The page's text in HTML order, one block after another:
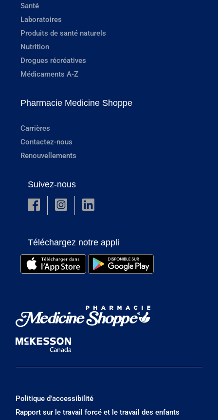
Santé
Laboratoires
Produits de santé naturels
Nutrition
Drogues récréatives
Médicaments A-Z
Pharmacie Medicine Shoppe
Carrières
Contactez-nous
Renouvellements
Suivez-nous
Téléchargez notre appli
Politique d'accessibilité
Rapport sur le travail forcé et le travail des enfants